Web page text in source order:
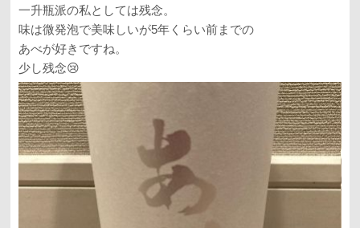
一升瓶派の私としては残念。
味は微発泡で美味しいが5年くらい前までの
あべが好きですね。
少し残念😢